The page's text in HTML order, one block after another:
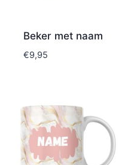
Beker met naam
€9,95